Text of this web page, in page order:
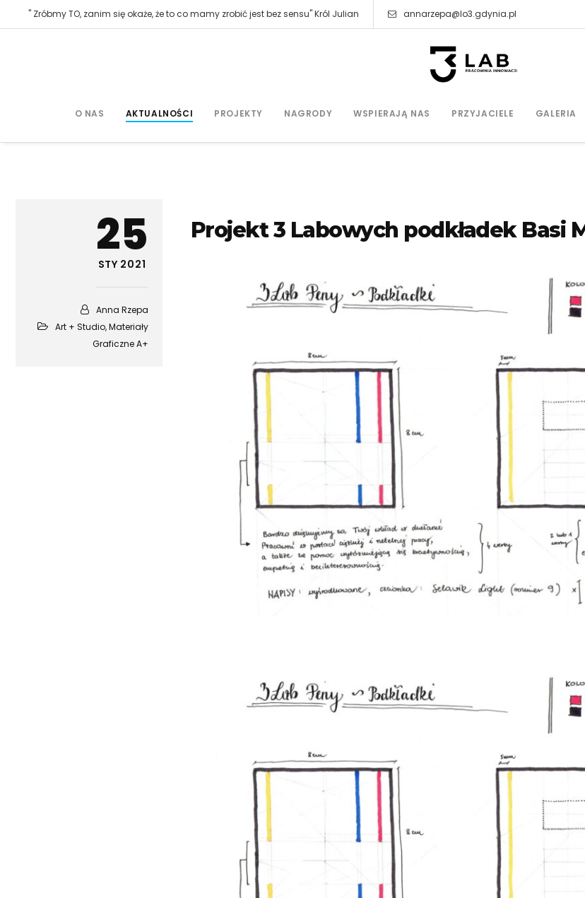
" Zróbmy TO, zanim się okaże, że to co mamy zrobić jest bez sensu" Król Julian annarzepa@lo3.gdynia.pl
O NAS AKTUALNOŚCI PROJEKTY NAGRODY WSPIERAJĄ NAS PRZYJACIELE GALERIA
25
STY 2021
Anna Rzepa
Art + Studio,Materiały
Graficzne A+
Projekt 3 Labowych podkładek Basi